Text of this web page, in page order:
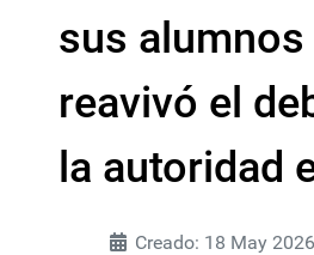
sus alumnos
reavivó el
la autoridad
Creado: 18 May 2026